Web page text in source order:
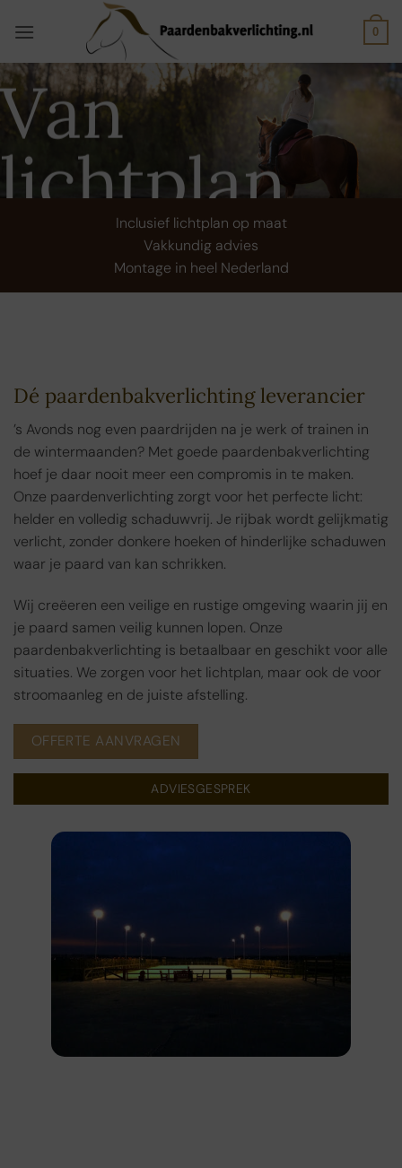
naar
0
Van
lichtplan
plaatsing
Inclusief lichtplan op maat
Vakkundig advies
Montage in heel Nederland
Dé paardenbakverlichting leverancier
’s Avonds nog even paardrijden na je werk of trainen in
de wintermaanden? Met goede paardenbakverlichting
hoef je daar nooit meer een compromis in te maken.
Onze paardenverlichting zorgt voor het perfecte licht:
helder en volledig schaduwvrij. Je rijbak wordt gelijkmatig
verlicht, zonder donkere hoeken of hinderlijke schaduwen
waar je paard van kan schrikken.
Wij creëeren een veilige en rustige omgeving waarin jij en
je paard samen veilig kunnen lopen. Onze
paardenbakverlichting is betaalbaar en geschikt voor alle
situaties. We zorgen voor het lichtplan, maar ook de voor
stroomaanleg en de juiste afstelling.
OFFERTE AANVRAGEN
ADVIESGESPREK